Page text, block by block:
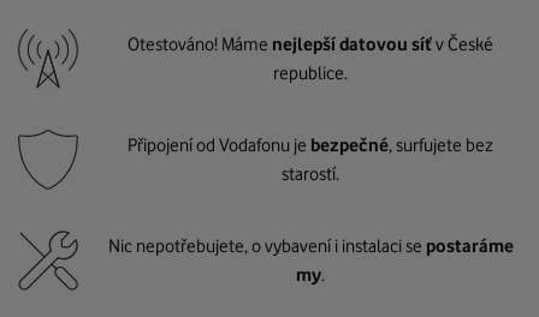
Otestováno! Máme nejlepší datovou síťv České
republice.
Připojení od Vodafonu je bezpečné, surfujete bez
starostí.
Nic nepotřebujete, o vybavení i instalaci se postaráme
my.